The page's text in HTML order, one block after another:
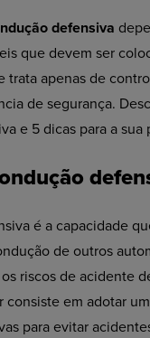
defensiva
que devem ser
trata apenas de
de segurança.
e 5 dicas para a sua
é a capacidade
de outros
riscos de acidente
consiste em adotar
para evitar